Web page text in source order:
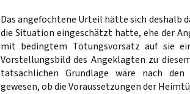
Das angefochtene Urteil hätte sich deshalb
die Situation eingeschätzt hatte, ehe der
mit bedingtem Tötungsvorsatz auf sie
Vorstellungsbild des Angeklagten zu
tatsächlichen Grundlage wäre nach
gewesen, ob die Voraussetzungen der